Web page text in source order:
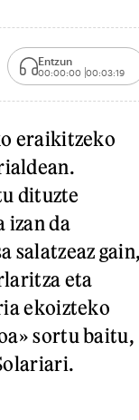
Entzun
00:00:00 00:03:19
eraikitzeko
dituzte
da
salatzeaz
eta
ekoizteko
sortu baitu,